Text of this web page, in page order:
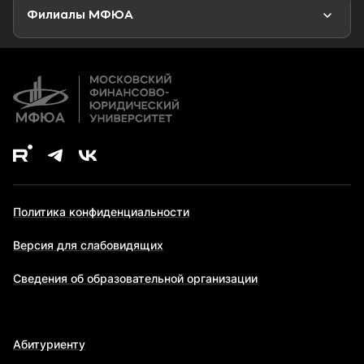
Дополнительное образование
Филиалы МФЮА
Политика конфиденциальности
Версия для слабовидящих
Сведения об образовательной организации
Абитуриенту